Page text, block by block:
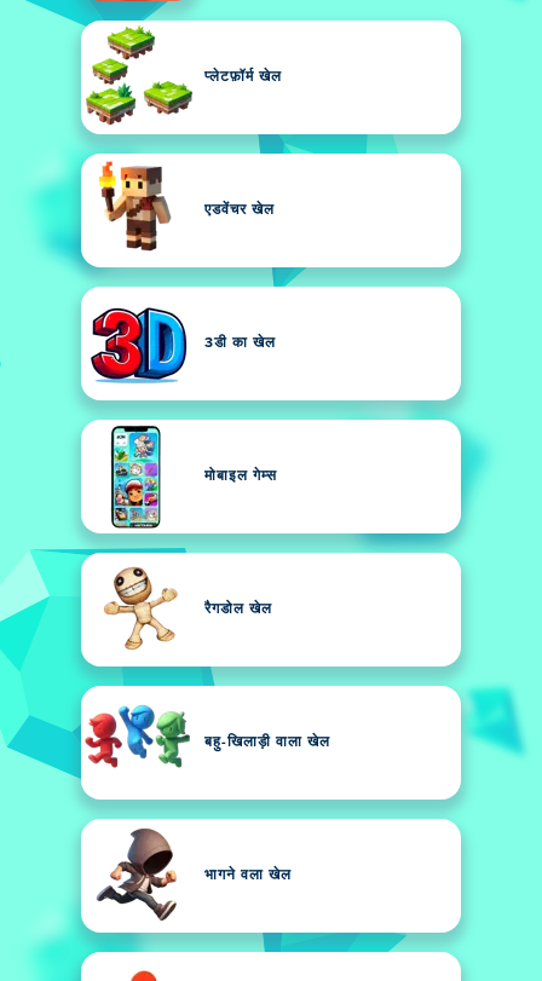
प्लेटफ़ॉर्म खेल
एडवेंचर खेल
3डी का खेल
मोबाइल गेम्स
रैगडोल खेल
बहु-खिलाड़ी वाला खेल
भागने वला खेल